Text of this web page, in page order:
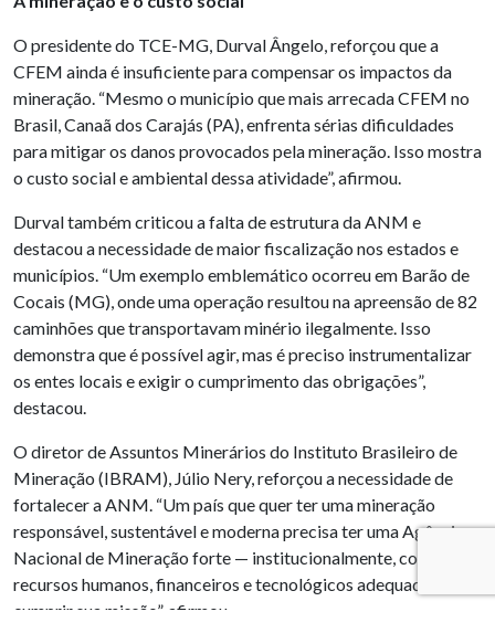
O presidente do TCE-MG, Durval Ângelo, reforçou que a
CFEM ainda é insuficiente para compensar os impactos da
mineração. “Mesmo o município que mais arrecada CFEM no
Brasil, Canaã dos Carajás (PA), enfrenta sérias dificuldades
para mitigar os danos provocados pela mineração. Isso mostra
o custo social e ambiental dessa atividade”, afirmou.
Durval também criticou a falta de estrutura da ANM e
destacou a necessidade de maior fiscalização nos estados e
municípios. “Um exemplo emblemático ocorreu em Barão de
Cocais (MG), onde uma operação resultou na apreensão de 82
caminhões que transportavam minério ilegalmente. Isso
demonstra que é possível agir, mas é preciso instrumentalizar
os entes locais e exigir o cumprimento das obrigações”,
destacou.
O diretor de Assuntos Minerários do Instituto Brasileiro de
Mineração (IBRAM), Júlio Nery, reforçou a necessidade de
fortalecer a ANM. “Um país que quer ter uma mineração
responsável, sustentável e moderna precisa ter uma Agência
Nacional de Mineração forte — institucionalmente, com
recursos humanos, financeiros e tecnológicos adequados para
cumprir sua missão”, afirmou.